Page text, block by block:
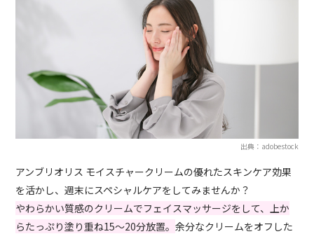
出典：adobestock
アンブリオリス モイスチャークリームの優れたスキンケア効果
を活かし、週末にスペシャルケアをしてみませんか？
やわらかい質感のクリームでフェイスマッサージをして、上か
らたっぷり塗り重ね15〜20分放置。余分なクリームをオフした